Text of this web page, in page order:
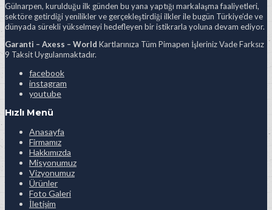
Gülnarpen, kurulduğu ilk günden bu yana yaptığı markalaşma faaliyetleri,
sektöre getirdiği yenilikler ve gerçekleştirdiği ilkler ile bugün Türkiye’de ve
dünyada sürekli yükselmeyi hedefleyen bir istikrarla yoluna devam ediyor.
Garanti – Axess – World Kartlarınıza Tüm Pimapen İşleriniz Vade Farksız
9 Taksit Uygulanmaktadır.
facebook
instagram
youtube
Hızlı Menü
Anasayfa
Firmamız
Hakkımızda
Misyonumuz
Vizyonumuz
Ürünler
Foto Galeri
İletişim